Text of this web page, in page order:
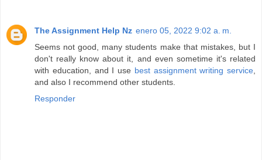
The Assignment Help Nz enero 05, 2022 9:02 a. m.
Seems not good, many students make that mistakes, but I
don't really know about it, and even sometime it's related
with education, and I use best assignment writing service
and also I recommend other students.
Responder